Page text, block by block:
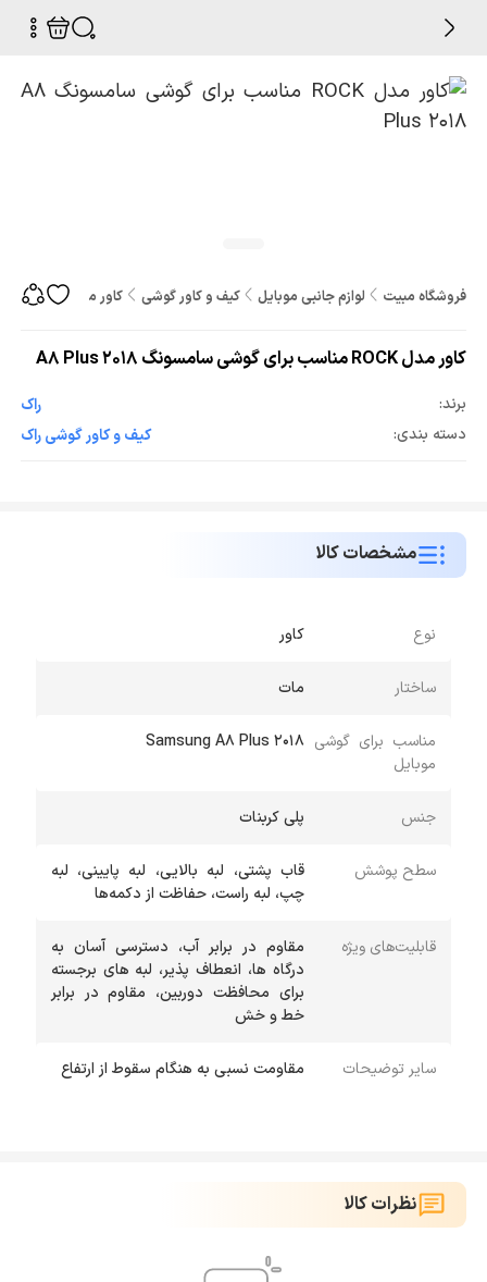
فروشگاه مبیت لوازم جانبی موبایل کیف و کاور گوشی کاور مدل ROCK مناسب برای گوشی سامسونگ A8 Plus 2018
کاور مدل ROCK مناسب برای گوشی سامسونگ A8 Plus 2018
برند:
راک
دسته بندی:
کیف و کاور گوشی راک
مشخصات کالا
نوع کاور
ساختار مات
مناسب برای گوشی
موبایل
Samsung A8 Plus 2018
جنس پلی کربنات
سطح پوشش
قاب پشتی، لبه بالایی، لبه پایینی، لبه
چپ، لبه راست، حفاظت از دکمه‌ها
قابلیت‌های ویژه
مقاوم در برابر آب، دسترسی آسان به
درگاه ها، انعطاف پذیر، لبه های برجسته
برای محافظت دوربین، مقاوم در برابر
خط و خش
سایر توضیحات مقاومت نسبی به هنگام سقوط از ارتفاع
نظرات کالا